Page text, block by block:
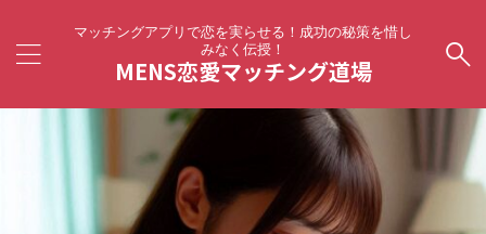
マッチングアプリで恋を実らせる！成功の秘策を惜し
みなく伝授！
MENS恋愛マッチング道場